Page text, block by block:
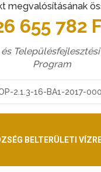
megvalósításának
655 782
Program
2.1.3-16-BA1-2017-
BELTERÜLETI